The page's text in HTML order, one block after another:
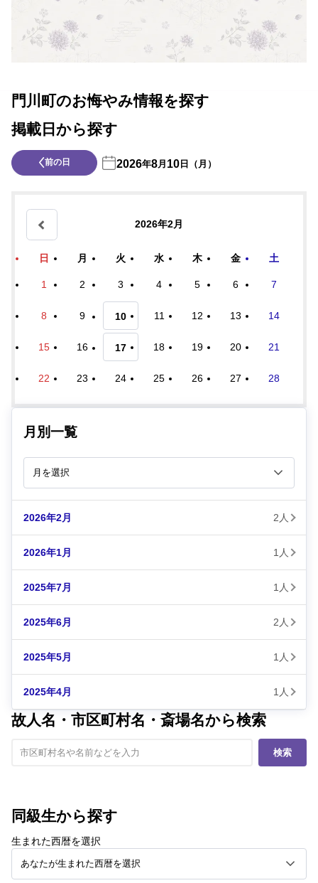
門川町のお悔やみ情報を探す
掲載日から探す
前の日 2026年8月 10日（月）
2026年2月
日 月 火 水 木 金 土
1 2 3 4 5 6 7
8 9 10 11 12 13 14
15 16 17 18 19 20 21
22 23 24 25 26 27 28
月別一覧
2026年2月 2人
2026年1月 1人
2025年7月 1人
2025年6月 2人
2025年5月 1人
2025年4月 1人
故人名・市区町村名・斎場名から検索
検索
同級生から探す
生まれた西暦を選択